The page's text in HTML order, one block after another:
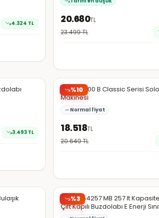
4.324 TL 20.680TL
23.499TL
Şüpheli
3.493 TL
%10
Hepsiburada
Beko B 600 B Classic Serisi
Makinesi
Normal fiyat
18.518TL
20.649TL
%3
Hepsiburada
Beko 854257 MB 257 lt
Çift Kapılı Buzdolabı E Enerji
Sessiz Çalışma